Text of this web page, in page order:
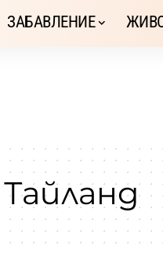
ЗАБАВЛЕНИЕ
Тайланд